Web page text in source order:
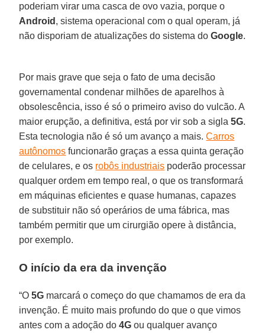
poderiam virar uma casca de ovo vazia, porque o
Android , sistema operacional com o qual operam, já
não disporiam de atualizações do sistema do Google.
Por mais grave que seja o fato de uma decisão
governamental condenar milhões de aparelhos à
obsolescência, isso é só o primeiro aviso do vulcão. A
maior erupção, a definitiva, está por vir sob a sigla5G.
Esta tecnologia não é só um avanço a mais.Carros
autônomos funcionarão graças a essa quinta geração
de celulares, e os robôs industriais poderão processar
qualquer ordem em tempo real, o que os transformará
em máquinas eficientes e quase humanas, capazes
de substituir não só operários de uma fábrica, mas
também permitir que um cirurgião opere à distância,
por exemplo.
O início da era da invenção
“O5G marcará o começo do que chamamos de era da
invenção. É muito mais profundo do que o que vimos
antes com a adoção do4G ou qualquer avanço